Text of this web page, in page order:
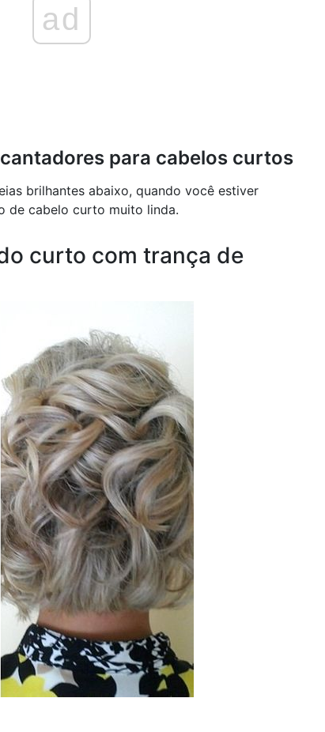
ad
para cabelos curtos
brilhantes abaixo, quando você estiver
de cabelo curto muito linda.
curto com trança de